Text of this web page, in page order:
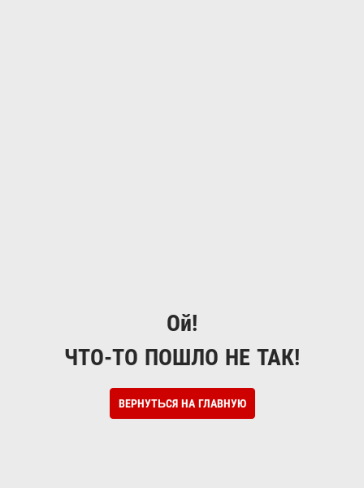
Ой!
ЧТО-ТО ПОШЛО НЕ ТАК!
ВЕРНУТЬСЯ НА ГЛАВНУЮ